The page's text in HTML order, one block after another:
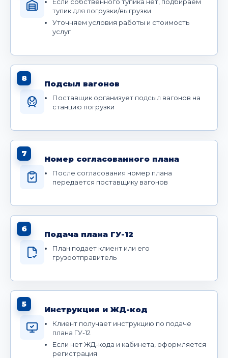
тупик для погрузки/выгрузки
Уточняем условия работы и стоимость
услуг
8
Подсыл вагонов
Поставщик организует подсыл вагонов на
станцию погрузки
7
Номер согласованного плана
После согласования номер плана
передается поставщику вагонов
6
Подача плана ГУ-12
План подает клиент или его
грузоотправитель
5
Инструкция и ЖД-код
Клиент получает инструкцию по подаче
плана ГУ-12
Если нет ЖД-кода и кабинета, оформляется
регистрация